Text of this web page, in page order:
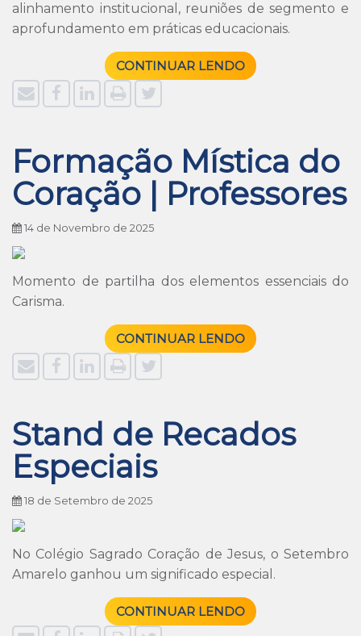
alinhamento institucional, reuniões de segmento e
aprofundamento em práticas educacionais.
CONTINUAR LENDO
Formação Mística do
Coração | Professores
14 de Novembro de 2025
Momento de partilha dos elementos essenciais do
Carisma.
CONTINUAR LENDO
Stand de Recados
Especiais
18 de Setembro de 2025
No Colégio Sagrado Coração de Jesus, o Setembro
Amarelo ganhou um significado especial.
CONTINUAR LENDO